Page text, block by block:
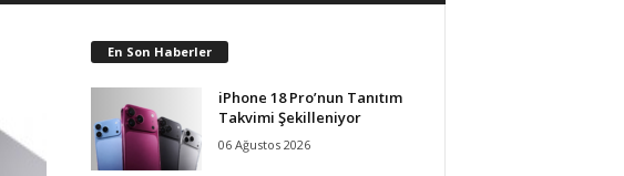
En Son Haberler
iPhone 18 Pro’nun Tanıtım
Takvimi Şekilleniyor
06 Ağustos 2026